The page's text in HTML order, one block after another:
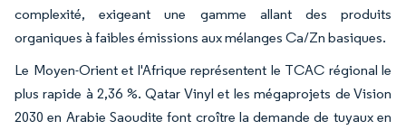
complexité, exigeant une gamme allant des produits
organiques à faibles émissions aux mélanges Ca/Zn basiques.
Le Moyen-Orient et l'Afrique représentent le TCAC régional le
plus rapide à 2,36 %. Qatar Vinyl et les mégaprojets de Vision
2030 en Arabie Saoudite font croître la demande de tuyaux en